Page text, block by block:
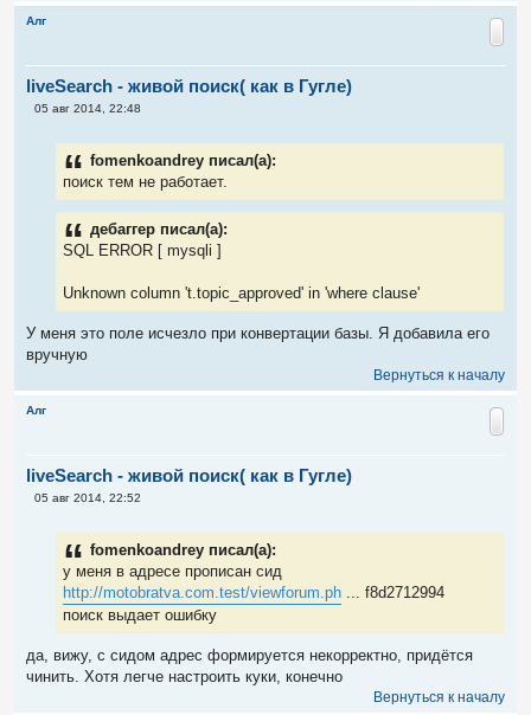
Алг
liveSearch - живой поиск( как в Гугле)
С
05 авг 2014, 22:48
fomenkoandrey писал(а):
поиск тем не работает.
дебаггер писал(а):
SQL ERROR [ mysqli ]
Unknown column 't.topic_approved' in 'where clause'
У меня это поле исчезло при конвертации базы. Я добавила его
вручную
Вернуться к началу
Алг
liveSearch - живой поиск( как в Гугле)
С
05 авг 2014, 22:52
fomenkoandrey писал(а):
у меня в адресе прописан сид
http://motobratva.com.test/viewforum.ph ... f8d2712994
поиск выдает ошибку
да, вижу, с сидом адрес формируется некорректно, придётся
чинить. Хотя легче настроить куки, конечно
Вернуться к началу